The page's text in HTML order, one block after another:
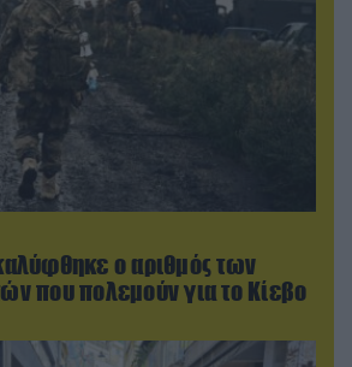
ο αριθμός των
που πολεμούν για το Κίεβο